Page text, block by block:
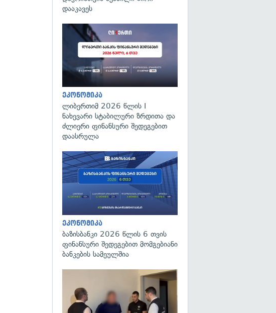
დააკავეს
ეკონომიკა
ლიბერთიმ 2026 წლის I
ნახევარი სტაბილური ზრდითა და
ძლიერი ფინანსური შედეგებით
დაასრულა
ეკონომიკა
ბაზისბანკი 2026 წლის 6 თვის
ფინანსური შედეგებით მომგებიანი
ბანკების სამეულშია